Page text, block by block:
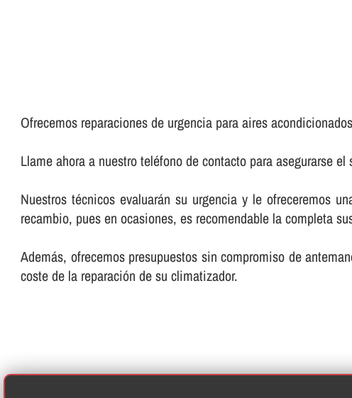
Ofrecemos reparaciones de urgencia para aires
Llame ahora a nuestro teléfono de contacto para asegurarse
Nuestros técnicos evaluarán su urgencia y le ofreceremos
recambio, pues en ocasiones, es recomendable la completa
Además, ofrecemos presupuestos sin compromiso de
coste de la reparación de su climatizador.